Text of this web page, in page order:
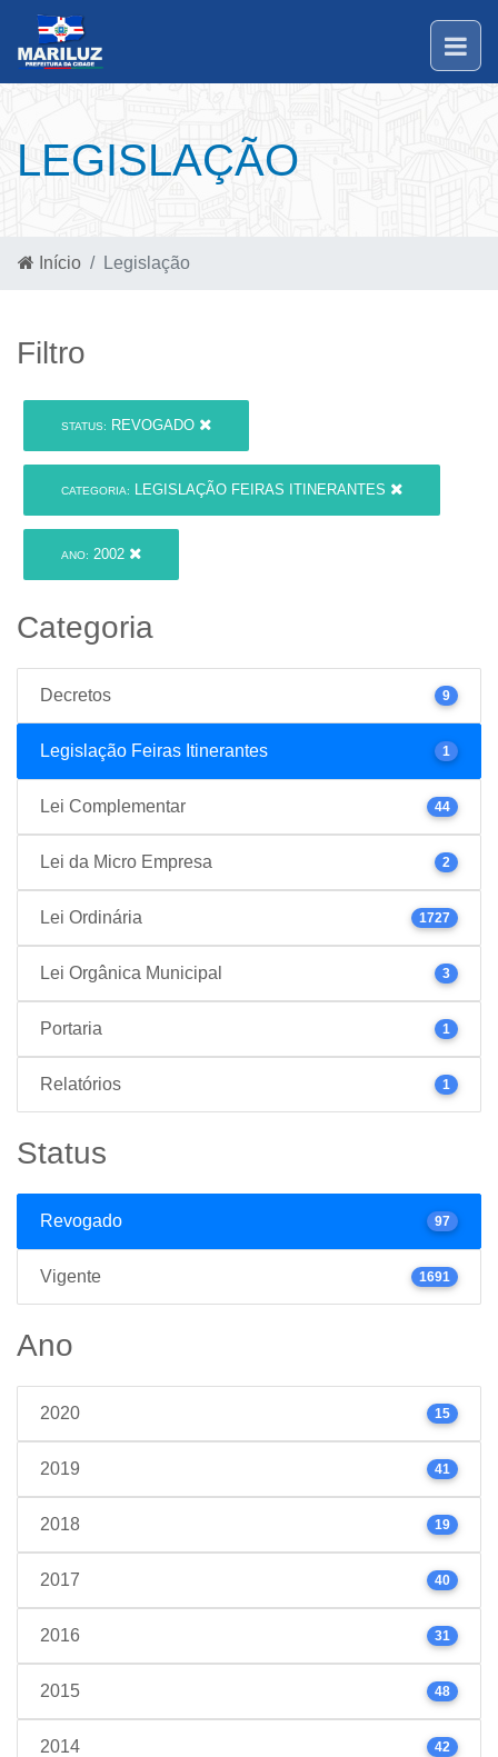
LEGISLAÇÃO
Início Legislação
Filtro
STATUS: REVOGADO
CATEGORIA: LEGISLAÇÃO FEIRAS ITINERANTES
ANO: 2002
Categoria
Decretos 9
Legislação Feiras Itinerantes 1
Lei Complementar 44
Lei da Micro Empresa 2
Lei Ordinária 1727
Lei Orgânica Municipal 3
Portaria 1
Relatórios 1
Status
Revogado 97
Vigente 1691
Ano
2020 15
2019 41
2018 19
2017 40
2016 31
2015 48
2014 42